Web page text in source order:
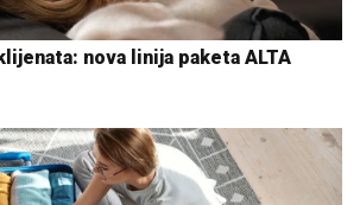
nova linija paketa ALTA